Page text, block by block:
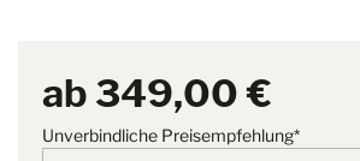
ab 349,00 €
Unverbindliche Preisempfehlung*